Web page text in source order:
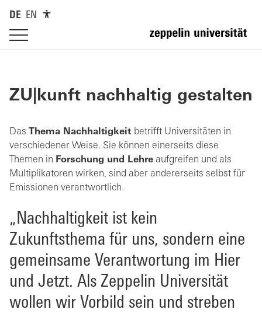
DE EN
ZU|kunft nachhaltig gestalten
Das Thema Nachhaltigkeit betrifft Universitäten in
verschiedener Weise. Sie können einerseits diese
Themen in Forschung und Lehre aufgreifen und als
Multiplikatoren wirken, sind aber andererseits selbst für
Emissionen verantwortlich.
„Nachhaltigkeit ist kein
Zukunftsthema für uns, sondern eine
gemeinsame Verantwortung im Hier
und Jetzt. Als Zeppelin Universität
wollen wir Vorbild sein und streben